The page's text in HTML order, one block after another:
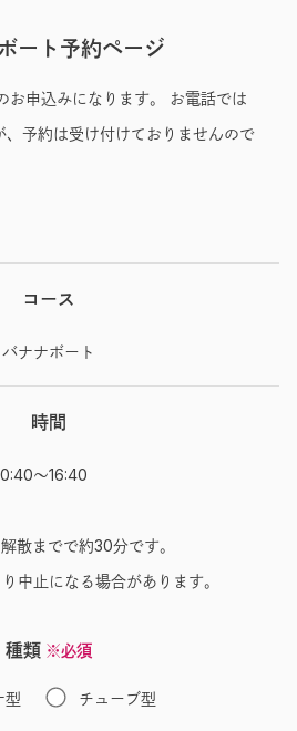
ート予約ページ
お申込みになります。 お電話では
、予約は受け付けておりませんので
コース
バナナボート
時間
～16:40
散までで約30分です。
中止になる場合があります。
種類 ※必須
型 チューブ型